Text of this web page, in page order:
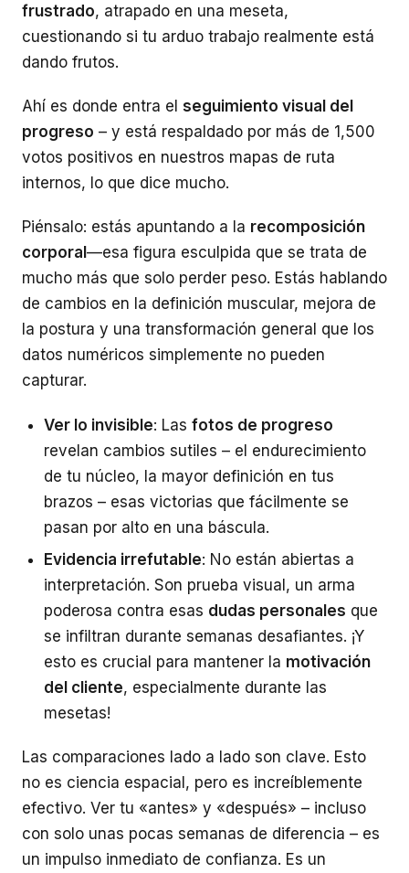
frustrado, atrapado en una meseta,
cuestionando si tu arduo trabajo realmente está
dando frutos.
Ahí es donde entra el seguimiento visual del
progreso – y está respaldado por más de 1,500
votos positivos en nuestros mapas de ruta
internos, lo que dice mucho.
Piénsalo: estás apuntando a la recomposición
corporal —esa figura esculpida que se trata de
mucho más que solo perder peso. Estás hablando
de cambios en la definición muscular, mejora de
la postura y una transformación general que los
datos numéricos simplemente no pueden
capturar.
Ver lo invisible: Las fotos de progreso
revelan cambios sutiles – el endurecimiento
de tu núcleo, la mayor definición en tus
brazos – esas victorias que fácilmente se
pasan por alto en una báscula.
Evidencia irrefutable: No están abiertas a
interpretación. Son prueba visual, un arma
poderosa contra esas dudas personales que
se infiltran durante semanas desafiantes. ¡Y
esto es crucial para mantener la motivación
del cliente, especialmente durante las
mesetas!
Las comparaciones lado a lado son clave. Esto
no es ciencia espacial, pero es increíblemente
efectivo. Ver tu «antes» y «después» – incluso
con solo unas pocas semanas de diferencia – es
un impulso inmediato de confianza. Es un